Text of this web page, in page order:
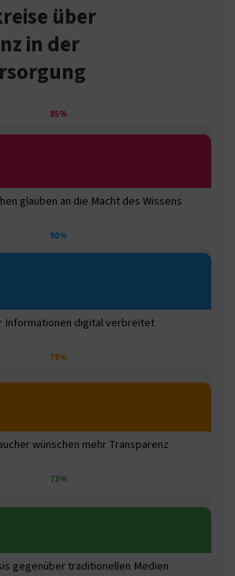
über
in der
85%
glauben an die Macht des Wissens
90%
Informationen digital verbreitet
78%
wünschen mehr Transparenz
73%
gegenüber traditionellen Medien